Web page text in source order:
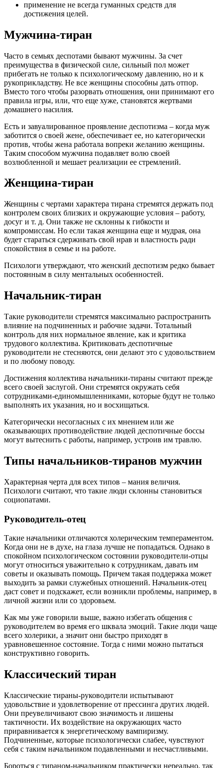
применение не всегда гуманных средств для
достижения целей.
Мужчина-тиран
Часто в семьях деспотами бывают мужчины. За счет
преимущества в физической силе, сильный пол может
прибегать не только к психологическому давлению, но и к
рукоприкладству. Не все женщины способны дать отпор.
Вместо того чтобы разорвать отношения, они принимают его
правила игры, или, что еще хуже, становятся жертвами
домашнего насилия.
Есть и завуалированное проявление деспотизма – когда муж
заботится о своей жене, обеспечивает ее, но категорически
против, чтобы жена работала вопреки желанию женщины.
Таким способом мужчина подавляет волю своей
возлюбленной и мешает реализации ее стремлений.
Женщина-тиран
Женщины с чертами характера тирана стремятся держать под
контролем своих близких и окружающие условия – работу,
досуг и т. д. Они также не склонны к гибкости и
компромиссам. Но если такая женщина еще и мудрая, она
будет стараться сдерживать свой нрав и властность ради
спокойствия в семье и на работе.
Психологи утверждают, что женский деспотизм редко бывает
постоянным в силу ментальных особенностей.
Начальник-тиран
Такие руководители стремятся максимально распространить
влияние на подчиненных и рабочие задачи. Тотальный
контроль для них нормальное явление, как и критика
трудового коллектива. Критиковать деспотичные
руководители не стесняются, они делают это с удовольствием
и по любому поводу.
Достижения коллектива начальники-тираны считают прежде
всего своей заслугой. Они стремятся окружать себя
сотрудниками-единомышленниками, которые будут не только
выполнять их указания, но и восхищаться.
Категорически несогласных с их мнением или же
оказывающих противодействие людей деспотичные боссы
могут вытеснить с работы, например, устроив им травлю.
Типы начальников-тиранов мужчин
Характерная черта для всех типов – мания величия.
Психологи считают, что такие люди склонны становиться
социопатами.
Руководитель-отец
Такие начальники отличаются холерическим темпераментом.
Когда они не в духе, на глаза лучше не попадаться. Однако в
спокойном психологическом состоянии руководители-отцы
могут относиться уважительно к сотрудникам, давать им
советы и оказывать помощь. Причем такая поддержка может
выходить за рамки служебных отношений. Начальник-отец
даст совет и подскажет, если возникли проблемы, например, в
личной жизни или со здоровьем.
Как мы уже говорили выше, важно избегать общения с
руководителем во время его шквала эмоций. Такие люди чаще
всего холерики, а значит они быстро приходят в
уравновешенное состояние. Тогда с ними можно пытаться
конструктивно говорить.
Классический тиран
Классические тираны-руководители испытывают
удовольствие и удовлетворение от прессинга других людей.
Они преувеличивают свою значимость и лишены
тактичности. Их воздействие на окружающих часто
приравнивается к энергетическому вампиризму.
Подчиненные, которые психологически слабее, чувствуют
себя с таким начальником подавленными и несчастливыми.
Бороться с тираном-начальником практически нереально, так